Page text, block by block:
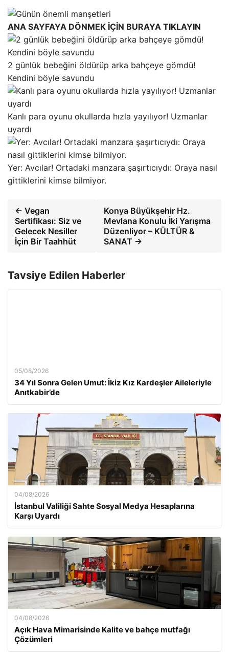
ANA SAYFAYA DÖNMEK İÇİN BURAYA TIKLAYIN
2 günlük bebeğini öldürüp arka bahçeye gömdü!
Kendini böyle savundu
Kanlı para oyunu okullarda hızla yayılıyor! Uzmanlar
uyardı
Yer: Avcılar! Ortadaki manzara şaşırtıcıydı: Oraya nasıl
gittiklerini kimse bilmiyor.
← Vegan
Sertifikası: Siz ve
Gelecek Nesiller
İçin Bir Taahhüt
Konya Büyükşehir Hz.
Mevlana Konulu İki Yarışma
Düzenliyor – KÜLTÜR &
SANAT →
Tavsiye Edilen Haberler
05/08/2026
34 Yıl Sonra Gelen Umut: İkiz Kız Kardeşler Aileleriyle
Anıtkabir’de
04/08/2026
İstanbul Valiliği Sahte Sosyal Medya Hesaplarına
Karşı Uyardı
04/08/2026
Açık Hava Mimarisinde Kalite ve bahçe mutfağı
Çözümleri